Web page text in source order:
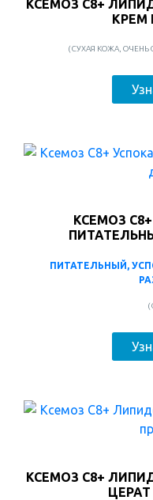
КСЕМОЗ С8+
КРЕМ
( СУХАЯ КОЖА, ОЧЕНЬ
КСЕМОЗ
ПИТАТЕЛЬНЫЙ,
(
КСЕМОЗ С8+